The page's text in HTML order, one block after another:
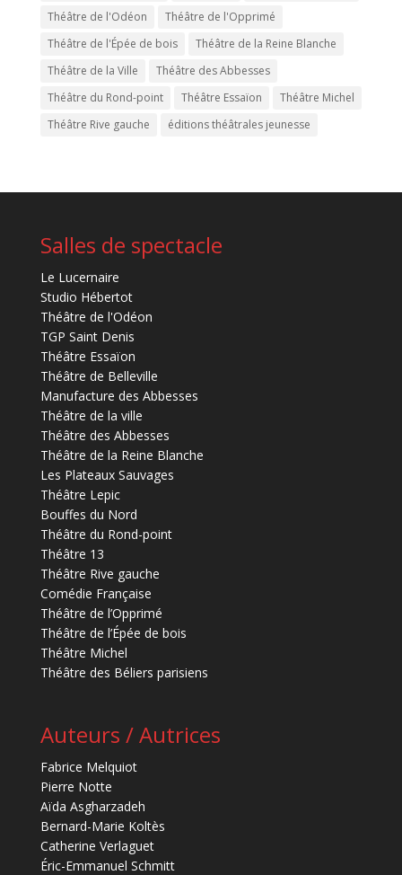
Théâtre de l'Odéon
Théâtre de l'Opprimé
Théâtre de l'Épée de bois
Théâtre de la Reine Blanche
Théâtre de la Ville
Théâtre des Abbesses
Théâtre du Rond-point
Théâtre Essaïon
Théâtre Michel
Théâtre Rive gauche
éditions théâtrales jeunesse
Salles de spectacle
Le Lucernaire
Studio Hébertot
Théâtre de l'Odéon
TGP Saint Denis
Théâtre Essaïon
Théâtre de Belleville
Manufacture des Abbesses
Théâtre de la ville
Théâtre des Abbesses
Théâtre de la Reine Blanche
Les Plateaux Sauvages
Théâtre Lepic
Bouffes du Nord
Théâtre du Rond-point
Théâtre 13
Théâtre Rive gauche
Comédie Française
Théâtre de l’Opprimé
Théâtre de l’Épée de bois
Théâtre Michel
Théâtre des Béliers parisiens
Auteurs / Autrices
Fabrice Melquiot
Pierre Notte
Aïda Asgharzadeh
Bernard-Marie Koltès
Catherine Verlaguet
Éric-Emmanuel Schmitt